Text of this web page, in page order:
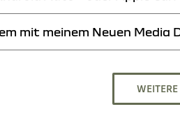
dem Smartphone-Mirroring in Ihrem
mit meinem Neuen Media